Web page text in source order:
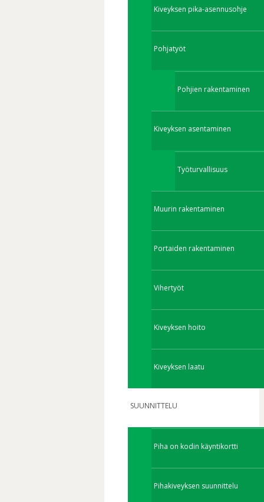
Kiveyksen pika-asennusohje
Pohjatyöt
Pohjien rakentaminen
Kiveyksen asentaminen
Työturvallisuus
Muurin rakentaminen
Portaiden rakentaminen
Vihertyöt
Kiveyksen hoito
Kiveyksen laatu
SUUNNITTELU
Piha on kodin käyntikortti
Pihakiveyksen suunnittelu